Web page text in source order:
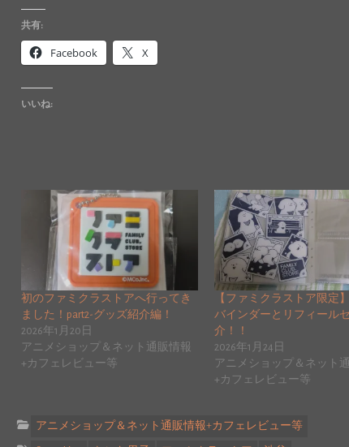
共有:
Facebook X
いいね:
初のファミクラストアへ行ってき
ました！part2-グッズ紹介編！
2026年1月20日
アニメショップ＆ネット通販情報
+カフェレビュー等
【ファミクラストア限定
バインダーとリフィール
介！！
2026年1月24日
アニメショップ＆ネット
+カフェレビュー等
アニメショップ＆ネット通販情報+カフェレビュー等